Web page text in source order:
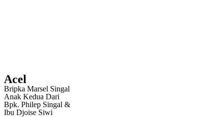
Acel
Bripka Marsel Singal
Anak Kedua Dari
Bpk. Philep Singal &
Ibu Djoise Siwi